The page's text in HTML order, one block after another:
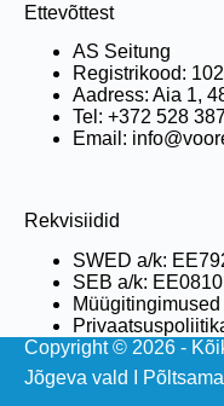
Ettevõttest
AS Seitung
Registrikood:
Aadress: Aia 1,
Tel: +372 528
Email:
Rekvisiidid
SWED a/k:
SEB a/k:
Müügitingimused
Copyright © 2026 -
Jõgeva vald